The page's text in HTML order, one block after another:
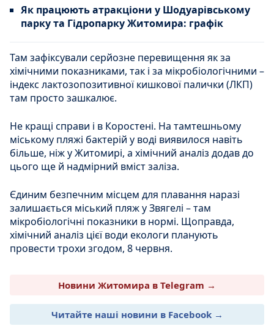
Як працюють атракціони у Шодуарівському
парку та Гідропарку Житомира: графік
Там зафіксували серйозне перевищення як за
хімічними показниками, так і за мікробіологічними –
індекс лактозопозитивної кишкової палички (ЛКП)
там просто зашкалює.
Не кращі справи і в Коростені. На тамтешньому
міському пляжі бактерій у воді виявилося навіть
більше, ніж у Житомирі, а хімічний аналіз додав до
цього ще й надмірний вміст заліза.
Єдиним безпечним місцем для плавання наразі
залишається міський пляж у Звягелі – там
мікробіологічні показники в нормі. Щоправда,
хімічний аналіз цієї води екологи планують
провести трохи згодом, 8 червня.
Новини Житомира в Telegram →
Читайте наші новини в Facebook →